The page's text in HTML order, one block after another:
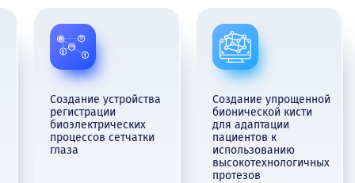
Cоздание устройства
регистрации
биоэлектрических
процессов сетчатки
глаза
Cоздание упрощенной
бионической кисти
для адаптации
пациентов к
использованию
высокотехнологичных
протезов